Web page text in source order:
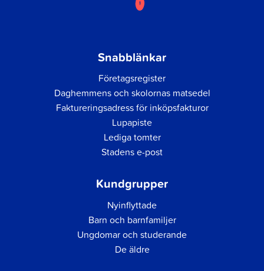
Snabblänkar
Företagsregister
Daghemmens och skolornas matsedel
Faktureringsadress för inköpsfakturor
Lupapiste
Lediga tomter
Stadens e-post
Kundgrupper
Nyinflyttade
Barn och barnfamiljer
Ungdomar och studerande
De äldre